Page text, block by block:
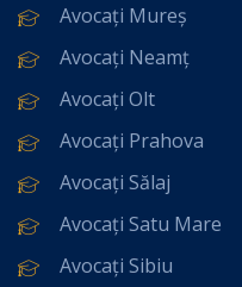
Avocați Mureș
Avocați Neamț
Avocați Olt
Avocați Prahova
Avocați Sălaj
Avocați Satu Mare
Avocați Sibiu